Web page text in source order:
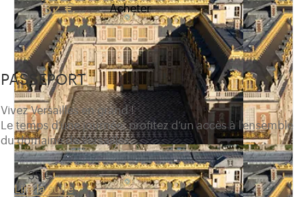
32 € Acheter
PASSEPORT
Vivez Versailles en grand !
Le temps d’une journée, profitez d’un accès à l’ensemble
du domaine de Versailles.
35 €
Lire la suite